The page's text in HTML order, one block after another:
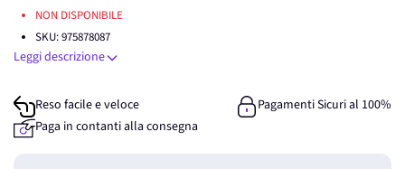
NON DISPONIBILE
SKU:975878087
Leggi descrizione
Reso facile e veloce
Pagamenti Sicuri al 100%
Paga in contanti alla consegna